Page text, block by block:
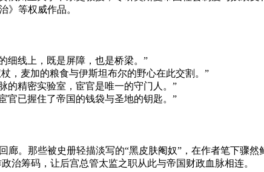
》等权威作品。
细线上，既是屏障，也是桥梁。”
，麦加的粮食与伊斯坦布尔的野心在此交割。”
的精密实验室，宦官是唯一的守门人。”
官已握住了帝国的钱袋与圣地的钥匙。”
廊。那些被史册轻描淡写的“黑皮肤阉奴”，在作者笔下
治筹码，让后宫总管太监之职从此与帝国财政血脉相连。